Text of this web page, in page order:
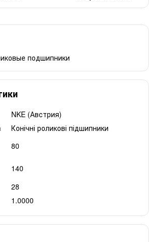
подшипники
NKE (Австрия)
Конічні роликові підшипники
80
140
28
1.0000